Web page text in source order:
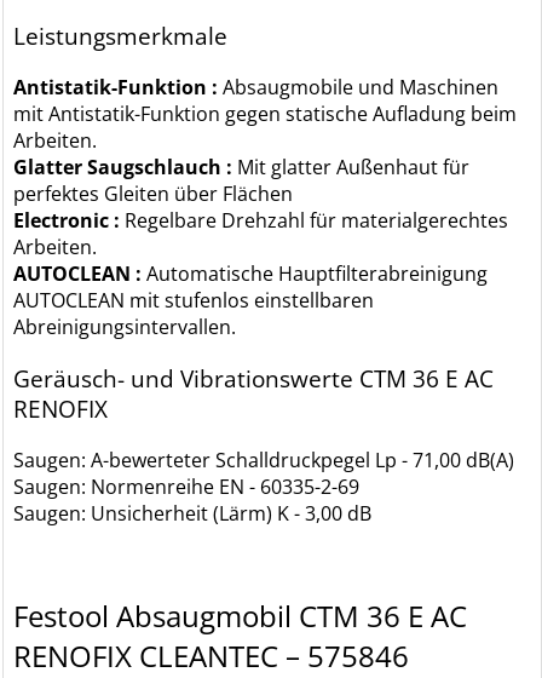
Leistungsmerkmale
Antistatik-Funktion :Absaugmobile und Maschinen
mit Antistatik-Funktion gegen statische Aufladung beim
Arbeiten.
Glatter Saugschlauch : Mit glatter Außenhaut für
perfektes Gleiten über Flächen
Electronic : Regelbare Drehzahl für materialgerechtes
Arbeiten.
AUTOCLEAN :Automatische Hauptfilterabreinigung
AUTOCLEAN mit stufenlos einstellbaren
Abreinigungsintervallen.
Geräusch- und Vibrationswerte CTM 36 E AC
RENOFIX
Saugen: A-bewerteter Schalldruckpegel Lp - 71,00 dB(A)
Saugen: Normenreihe EN - 60335-2-69
Saugen: Unsicherheit (Lärm) K - 3,00 dB
Festool Absaugmobil CTM 36 E AC
RENOFIX CLEANTEC – 575846